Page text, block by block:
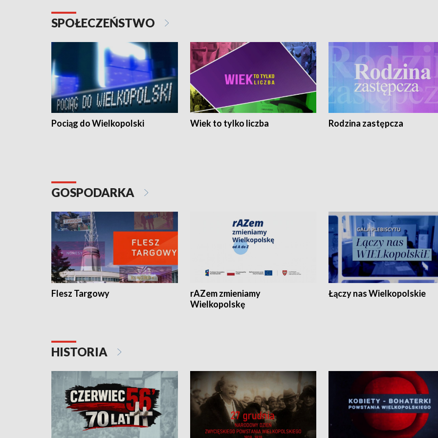
SPOŁECZEŃSTWO
Pociąg do Wielkopolski Wiek to tylko liczba Rodzina zastępcza
GOSPODARKA
Flesz Targowy
rAZem zmieniamy
Wielkopolskę
Łączy nas Wielkopolskie
HISTORIA